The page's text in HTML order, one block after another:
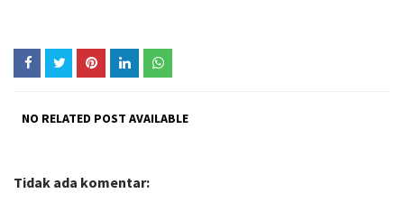
NO RELATED POST AVAILABLE
Tidak ada komentar: